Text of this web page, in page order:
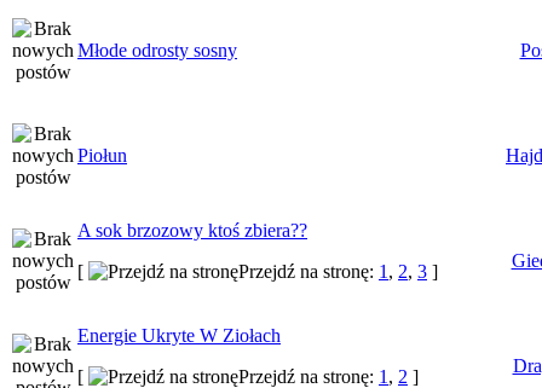
Młode odrosty sosny
Piołun
A sok brzozowy ktoś zbiera??
[
Przejdź na stronę: 1 , 2, 3 ]
Energie Ukryte W Ziołach
[
Przejdź na stronę: 1 , 2 ]